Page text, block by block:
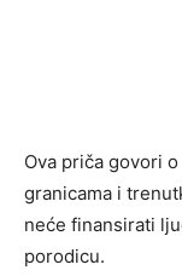
Ova priča govori
granicama i
neće finansirati
porodicu.